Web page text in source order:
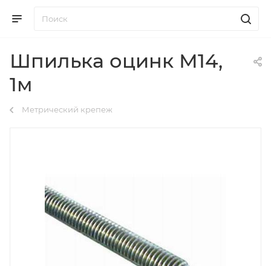
Шпилька оцинк М14,
1м
Метрический крепеж